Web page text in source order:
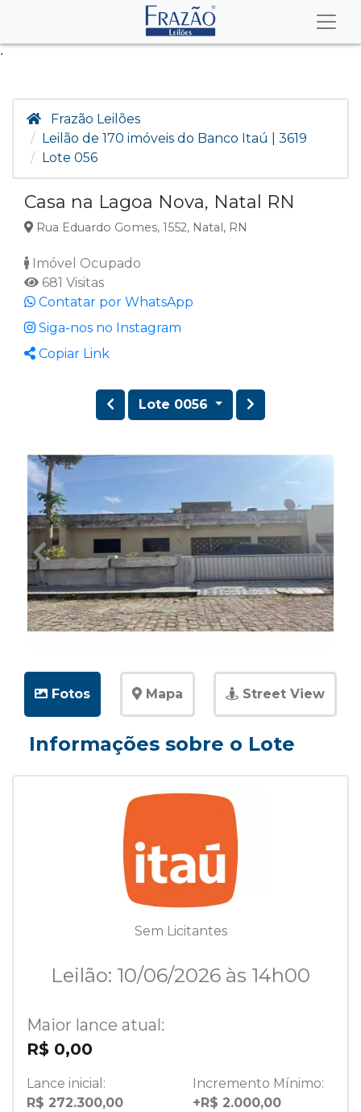
.
Frazão Leilões
Leilão de 170 imóveis do Banco Itaú | 3619
Lote 056
Casa na Lagoa Nova, Natal RN
Rua Eduardo Gomes, 1552, Natal, RN
Imóvel Ocupado
681 Visitas
Contatar por WhatsApp
Siga-nos no Instagram
Copiar Link
Lote 0056
Fotos Mapa Street View
Informações sobre o Lote
Sem Licitantes
Leilão: 10/06/2026 às 14h00
Maior lance atual:
R$ 0,00
Lance inicial:
R$ 272.300,00
Incremento Mínimo:
+R$ 2.000,00